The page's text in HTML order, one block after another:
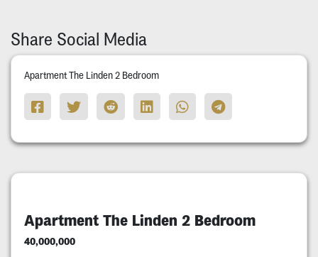
Share Social Media
Apartment The Linden 2 Bedroom
Apartment The Linden 2 Bedroom
40,000,000